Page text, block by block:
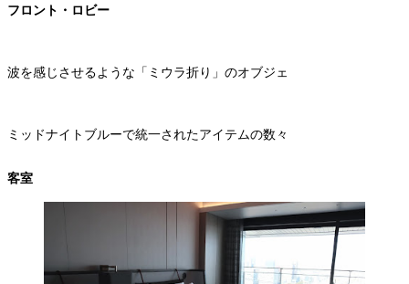
フロント・ロビー
波を感じさせるような「ミウラ折り」のオブジェ
ミッドナイトブルーで統一されたアイテムの数々
客室